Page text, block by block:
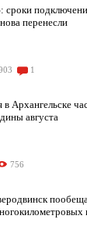
сроки
перенесли
1
в Архангельске
августа
756